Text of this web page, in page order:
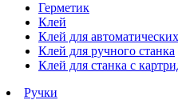
Герметик
Клей
Клей для
Клей для ручного станка
Клей для станка с
Ручки